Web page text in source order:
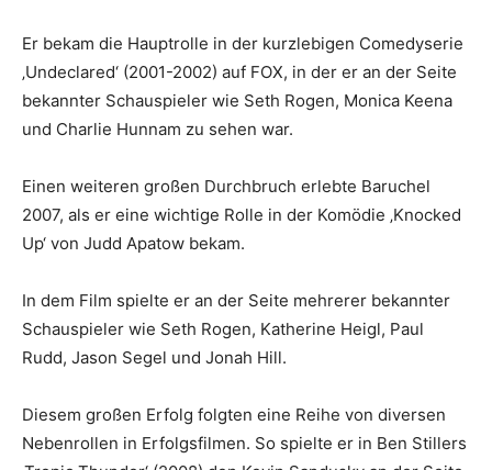
Er bekam die Hauptrolle in der kurzlebigen Comedyserie
‚Undeclared‘ (2001-2002) auf FOX, in der er an der Seite
bekannter Schauspieler wie Seth Rogen, Monica Keena
und Charlie Hunnam zu sehen war.
Einen weiteren großen Durchbruch erlebte Baruchel
2007, als er eine wichtige Rolle in der Komödie ‚Knocked
Up‘ von Judd Apatow bekam.
In dem Film spielte er an der Seite mehrerer bekannter
Schauspieler wie Seth Rogen, Katherine Heigl, Paul
Rudd, Jason Segel und Jonah Hill.
Diesem großen Erfolg folgten eine Reihe von diversen
Nebenrollen in Erfolgsfilmen. So spielte er in Ben Stillers